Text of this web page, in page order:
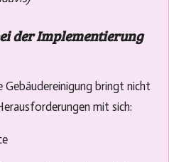
der Implementierung
bringt nicht
mit sich: